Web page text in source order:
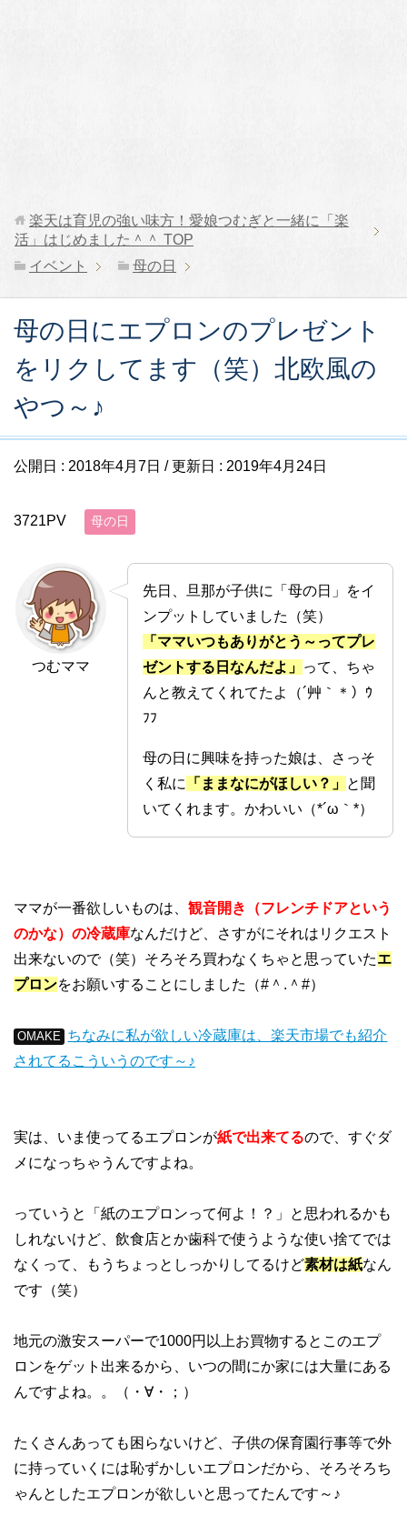
楽天は育児の強い味方！愛娘つむぎと一緒に「楽
活」はじめました＾＾ TOP
イベント
母の日
母の日にエプロンのプレゼント
をリクしてます（笑）北欧風の
やつ～♪
公開日 : 2018年4月7日 / 更新日 : 2019年4月24日
3721PV 母の日
つむママ
先日、旦那が子供に「母の日」をイ
ンプットしていました（笑）
「ママいつもありがとう～ってプレ
ゼントする日なんだよ」 って、ちゃ
んと教えてくれてたよ（´艸｀＊）ｳ
ﾌﾌ
母の日に興味を持った娘は、さっそ
く私に
「ままなにがほしい？」 と聞
いてくれます。かわいい（*´ω｀*）
ママが一番欲しいものは、 観音開き（フレンチドアという
のかな）の冷蔵庫なんだけど、さすがにそれはリクエスト
出来ないので（笑）そろそろ買わなくちゃと思っていたエ
プロンをお願いすることにしました（#＾.＾#）
OMAKE ちなみに私が欲しい冷蔵庫は、楽天市場でも紹介
されてるこういうのです～♪
実は、いま使ってるエプロンが紙で出来てるので、すぐダ
メになっちゃうんですよね。
っていうと「紙のエプロンって何よ！？」と思われるかも
しれないけど、飲食店とか歯科で使うような使い捨てでは
なくって、もうちょっとしっかりしてるけど素材は紙なん
です（笑）
地元の激安スーパーで1000円以上お買物するとこのエプ
ロンをゲット出来るから、いつの間にか家には大量にある
んですよね。。（・∀・；）
たくさんあっても困らないけど、子供の保育園行事等で外
に持っていくには恥ずかしいエプロンだから、そろそろち
ゃんとしたエプロンが欲しいと思ってたんです～♪